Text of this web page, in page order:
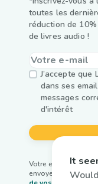
toutes les
réduction de
de livres audio !
J’accepte
dans ses
messages
d'intérêt
Votre email est
envoyer notre
It